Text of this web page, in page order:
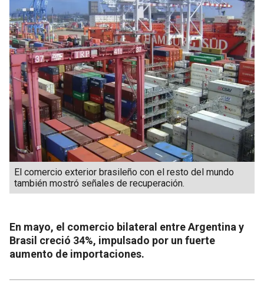
El comercio exterior brasileño con el resto del mundo
también mostró señales de recuperación.
En mayo, el comercio bilateral entre Argentina y
Brasil creció 34%, impulsado por un fuerte
aumento de importaciones.